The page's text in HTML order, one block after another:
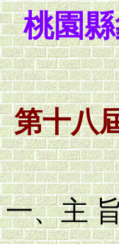
桃園
第十八
一、主